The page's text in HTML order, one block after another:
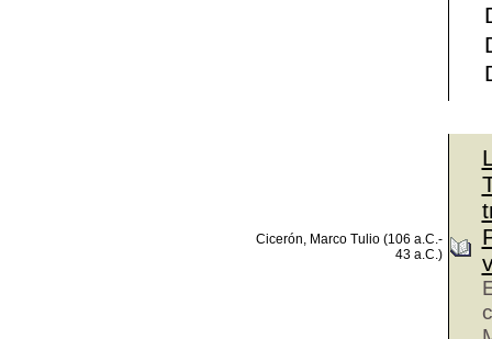
Cicerón, Marco Tulio (106 a.C.-
43 a.C.)